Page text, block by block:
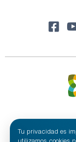
© 2024
Tu privacidad es